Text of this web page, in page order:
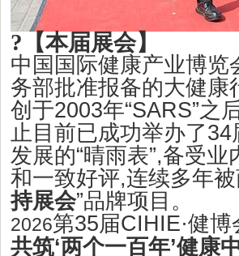
? 【本届展会】
中国国际健康产业博览
务部批准报备的大健康
创于2003年“SARS”之
止目前已成功举办了34
发展的“晴雨表”,备受业
和一致好评,连续多年
持展会”品牌项目。
2026第35届CIHIE·健博
共筑‘两个一百年’健康